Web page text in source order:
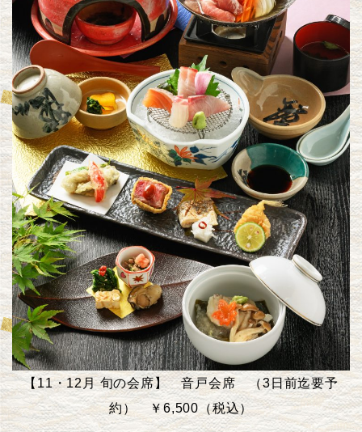
【11・12月 旬の会席】 音戸会席 （3日前迄要予
約） ￥6,500 （税込）